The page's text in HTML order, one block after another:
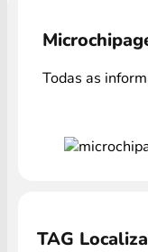
Todas as
TAG